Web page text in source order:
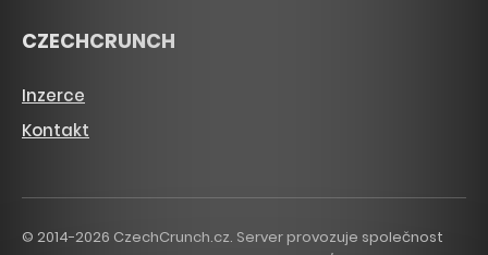
CZECHCRUNCH
Inzerce
Kontakt
© 2014-2026 CzechCrunch.cz. Server provozuje společnost